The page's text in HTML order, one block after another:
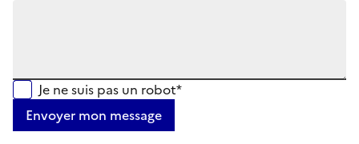
Je ne suis pas un robot*
Envoyer mon message